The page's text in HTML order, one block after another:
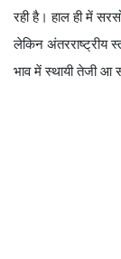
रही है। हाल ही में
लेकिन अंतरराष्ट्रीय
भाव में स्थायी तेजी आ